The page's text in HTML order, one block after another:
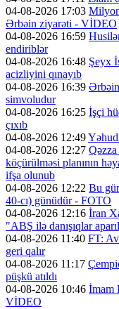
04-08-2026 17:03
Ərbəin ziyarəti - VİDEO
04-08-2026 16:59
endiriblər
04-08-2026 16:48 Şeyx
acizliyini qınayıb
04-08-2026 16:39
simvoludur
04-08-2026 16:25 İşçi
çıxıb
04-08-2026 12:49
04-08-2026 12:27
köçürülməsi planının
ifşa olunub
04-08-2026 12:22 Bu
40-cı) günüdür - FOTO
04-08-2026 12:16 İran
"ABŞ ilə danışıqlar
04-08-2026 11:40 FT:
geri qalır
04-08-2026 11:17
püşkü atıldı
04-08-2026 10:46 İmam
VİDEO